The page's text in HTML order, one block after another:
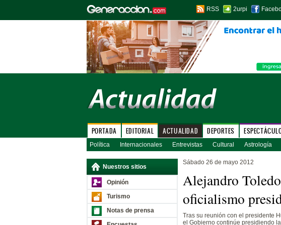
RSS 2urpi
PORTADA EDITORIAL ACTUALIDAD DEPORTES
Política Internacionales Entrevistas Cultural Astrología
Nuestros sitios
Opinión
Turismo
Notas de prensa
Sábado 26 de mayo 2012
Alejandro
oficialismo
Tras su reunión con el presidente
el Gobierno continúe presidiendo